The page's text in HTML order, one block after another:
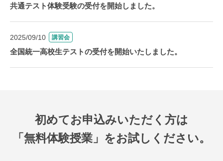
共通テスト体験受験の受付を開始しました。
2025/09/10 講習会
全国統一高校生テストの受付を開始いたしました。
初めてお申込みいただく方は
「無料体験授業」をお試しください。